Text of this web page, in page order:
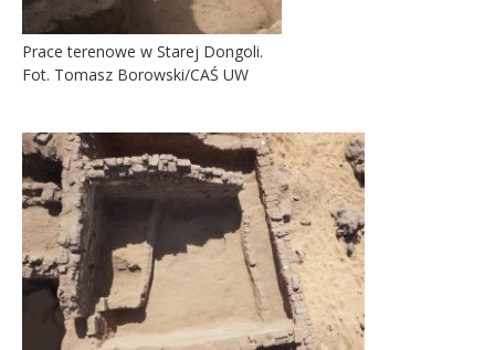
Prace terenowe w Starej Dongoli.
Fot. Tomasz Borowski/CAŚ UW